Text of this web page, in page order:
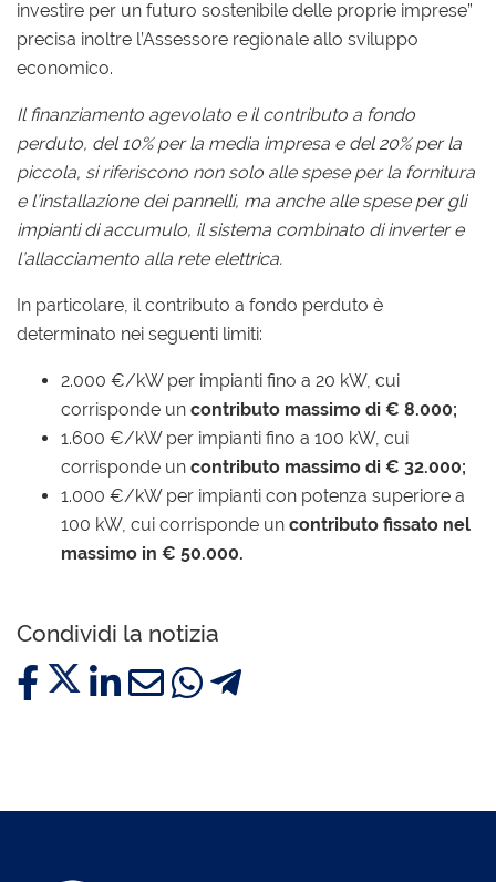
investire per un futuro sostenibile delle proprie imprese”
precisa inoltre l’Assessore regionale allo sviluppo
economico.
Il finanziamento agevolato e il contributo a fondo
perduto, del 10% per la media impresa e del 20% per la
piccola, si riferiscono non solo alle spese per la fornitura
e l’installazione dei pannelli, ma anche alle spese per gli
impianti di accumulo, il sistema combinato di inverter e
l’allacciamento alla rete elettrica.
In particolare, il contributo a fondo perduto è
determinato nei seguenti limiti:
2.000 €/kW per impianti fino a 20 kW, cui
corrisponde un contributo massimo di € 8.000;
1.600 €/kW per impianti fino a 100 kW, cui
corrisponde un contributo massimo di € 32.000;
1.000 €/kW per impianti con potenza superiore a
100 kW, cui corrisponde un contributo fissato nel
massimo in € 50.000.
Condividi la notizia